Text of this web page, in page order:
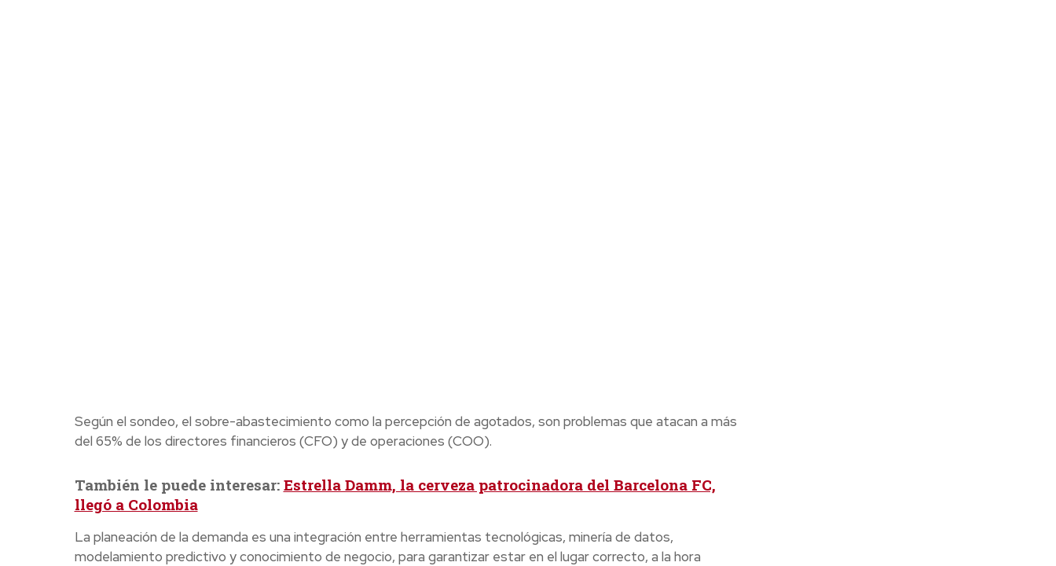
Según el sondeo, el sobre-abastecimiento como la percepción de agotados, son problemas que atacan a más
del 65% de los directores financieros (CFO) y de operaciones (COO).
También le puede interesar: Estrella Damm, la cerveza patrocinadora del Barcelona FC,
llegó a Colombia
La planeación de la demanda es una integración entre herramientas tecnológicas, minería de datos,
modelamiento predictivo y conocimiento de negocio, para garantizar estar en el lugar correcto, a la hora